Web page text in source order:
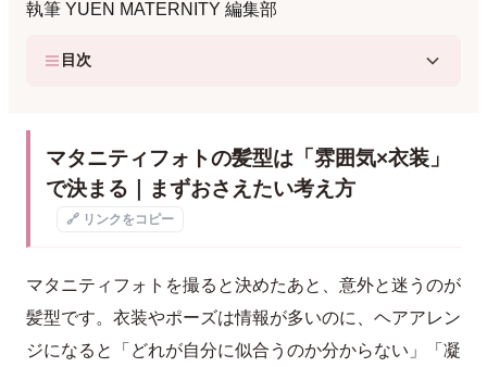
執筆 YUEN MATERNITY 編集部
目次
マタニティフォトの髪型は「雰囲気×衣装」
で決まる｜まずおさえたい考え方
🔗 リンクをコピー
マタニティフォトを撮ると決めたあと、意外と迷うのが
髪型です。衣装やポーズは情報が多いのに、ヘアアレン
ジになると「どれが自分に似合うのか分からない」「凝